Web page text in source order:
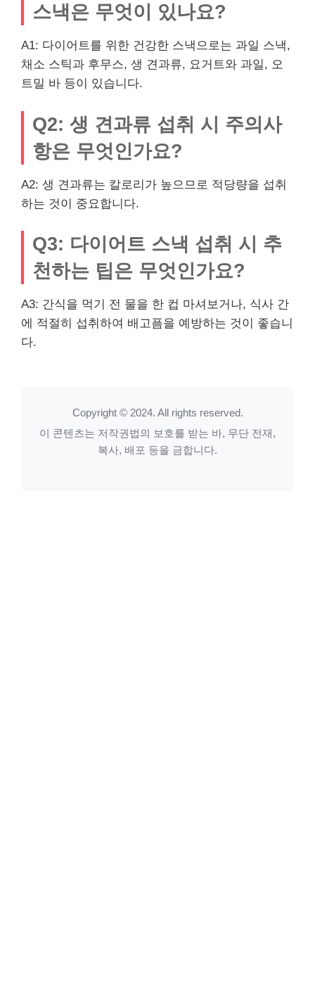
스낵은 무엇이 있나요?
A1: 다이어트를 위한 건강한 스낵으로는 과일 스낵,
채소 스틱과 후무스, 생 견과류, 요거트와 과일, 오
트밀 바 등이 있습니다.
Q2: 생 견과류 섭취 시 주의사
항은 무엇인가요?
A2: 생 견과류는 칼로리가 높으므로 적당량을 섭취
하는 것이 중요합니다.
Q3: 다이어트 스낵 섭취 시 추
천하는 팁은 무엇인가요?
A3: 간식을 먹기 전 물을 한 컵 마셔보거나, 식사 간
에 적절히 섭취하여 배고픔을 예방하는 것이 좋습니
다.
Copyright © 2024. All rights reserved.
이 콘텐츠는 저작권법의 보호를 받는 바, 무단 전재,
복사, 배포 등을 금합니다.